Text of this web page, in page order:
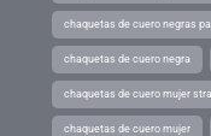
chaquetas de cuero negras
chaquetas de cuero negra
chaquetas de cuero mujer
chaquetas de cuero mujer